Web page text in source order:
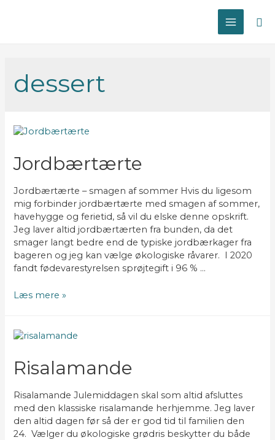
MAIN
dessert
Jordbærtærte
Jordbærtærte – smagen af sommer Hvis du ligesom
mig forbinder jordbærtærte med smagen af sommer,
havehygge og ferietid, så vil du elske denne opskrift.
Jeg laver altid jordbærtærten fra bunden, da det
smager langt bedre end de typiske jordbærkager fra
bageren og jeg kan vælge økologiske råvarer. I 2020
fandt fødevarestyrelsen sprøjtegift i 96 % …
Jordbærtærte
Læs mere »
Risalamande
Risalamande Julemiddagen skal som altid afsluttes
med den klassiske risalamande herhjemme. Jeg laver
den altid dagen før så der er god tid til familien den
24. Vælger du økologiske grødris beskytter du både